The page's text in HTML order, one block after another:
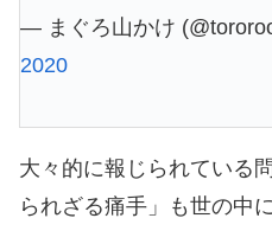
— まぐろ山かけ
2020
大々的に報じられている
られざる痛手」も世の中